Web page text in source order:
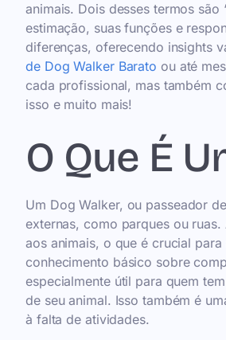
animais. Dois desses termos
estimação, suas funções e
diferenças, oferecendo insights
de Dog Walker Barato ou até
cada profissional, mas também
isso e muito mais!
O Que É
Um Dog Walker, ou passeador
externas, como parques ou
aos animais, o que é crucial
conhecimento básico sobre
especialmente útil para quem
de seu animal. Isso também é
à falta de atividades.